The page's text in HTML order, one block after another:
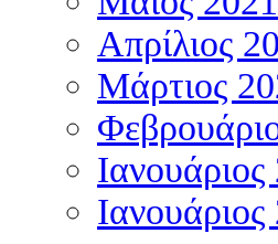
Απρίλιος
Μάρτιος
Ιανουάριος